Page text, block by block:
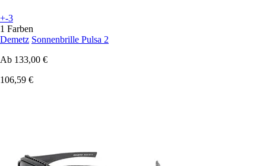
+-3
1 Farben
Demetz Sonnenbrille Pulsa 2
Ab 133,00 €
106,59 €